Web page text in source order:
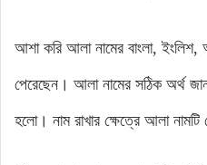
আশা করি আলা নামের বাংলা, ইংলিশ,
পেরেছেন। আলা নামের সঠিক অর্থ
হলো। নাম রাখার ক্ষেত্রে আলা নামটি